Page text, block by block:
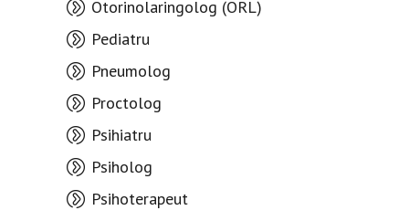
Otorinolaringolog (ORL)
Pediatru
Pneumolog
Proctolog
Psihiatru
Psiholog
Psihoterapeut